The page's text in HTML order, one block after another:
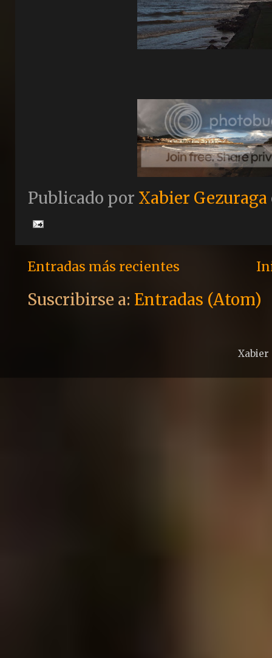
Publicado por Xabier Gezuraga
Entradas más recientes
Suscribirse a: Entradas (Atom)
Xabier